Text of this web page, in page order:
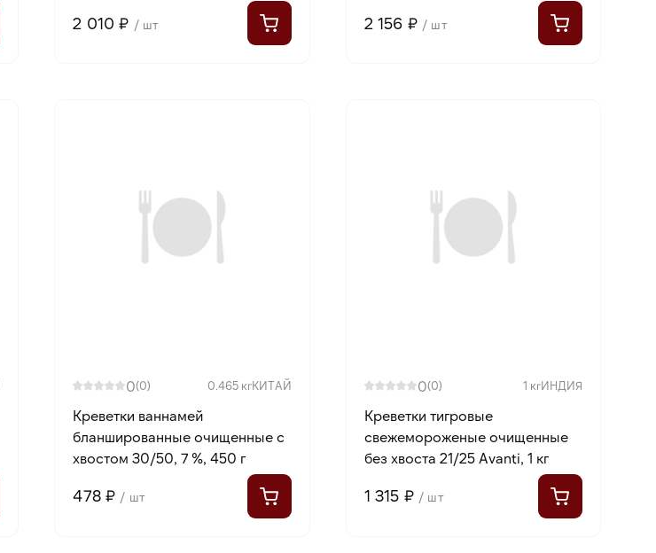
2 010 ₽ / шт 2 156 ₽ / шт
0(0) 0.465 кгКИТАЙ
Креветки ваннамей
бланшированные очищенные с
хвостом 30/50, 7 %, 450 г
478 ₽ / шт
0(0) 1 кгИНДИЯ
Креветки тигровые
свежемороженые очищенные
без хвоста 21/25 Avanti, 1 кг
1 315 ₽ / шт